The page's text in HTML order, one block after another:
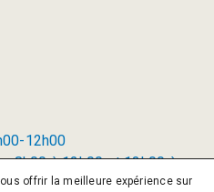
12h00
8h00 à 12h00 et 13h00 à
offrir la meilleure expérience sur